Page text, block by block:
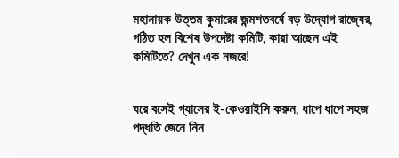
মহানায়ক উত্তম কুমারের জন্মশতবর্ষে বড় উদ্যোগ রাজ্যের,
গঠিত হল বিশেষ উপদেষ্টা কমিটি, কারা আছেন এই
কমিটিতে? দেখুন এক নজরে!
ঘরে বসেই গ্যাসের ই-কেওয়াইসি করুন, ধাপে ধাপে সহজ
পদ্ধতি জেনে নিন